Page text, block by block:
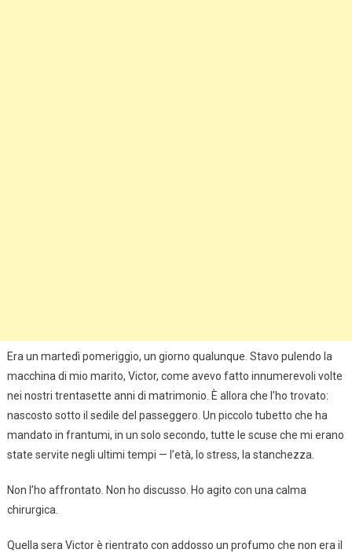
Era un martedì pomeriggio, un giorno qualunque. Stavo pulendo la
macchina di mio marito, Victor, come avevo fatto innumerevoli volte
nei nostri trentasette anni di matrimonio. È allora che l’ho trovato:
nascosto sotto il sedile del passeggero. Un piccolo tubetto che ha
mandato in frantumi, in un solo secondo, tutte le scuse che mi erano
state servite negli ultimi tempi — l’età, lo stress, la stanchezza.
Non l’ho affrontato. Non ho discusso. Ho agito con una calma
chirurgica.
Quella sera Victor è rientrato con addosso un profumo che non era il